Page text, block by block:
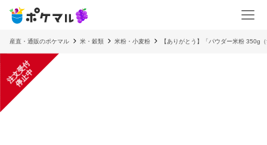
産直・通販のポケマル 米・穀類 米粉・小麦粉 【ありがとう】「パウダー米粉 350g
注
文
受
付
停
止
中